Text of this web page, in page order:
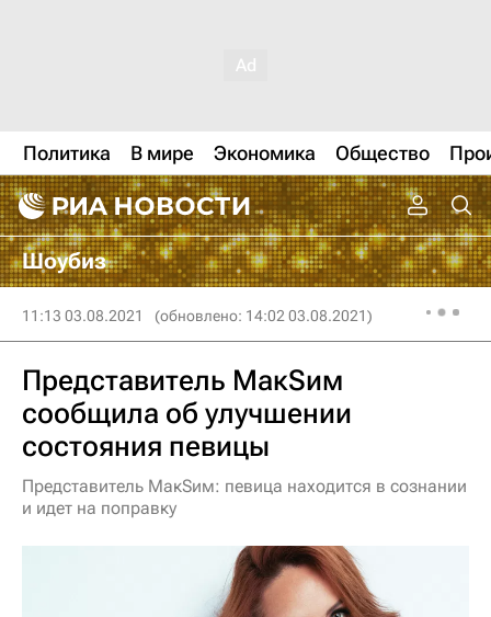
Политика В мире Экономика Общество
Шоубиз
11:13 03.08.2021 (обновлено: 14:02 03.08.2021)
Представитель МакSим
сообщила об улучшении
состояния певицы
Представитель МакSим: певица находится в сознании
и идет на поправку